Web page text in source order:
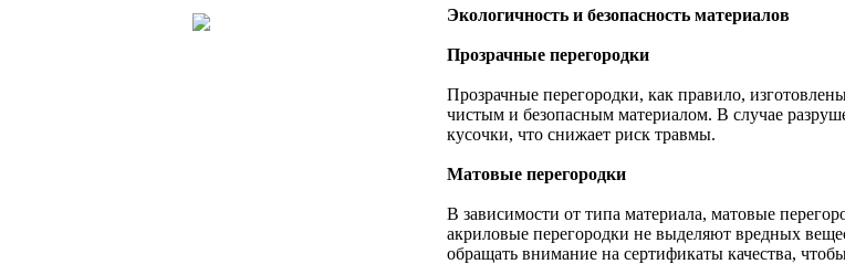
Экологичность и безопасность материалов
Прозрачные перегородки
Прозрачные перегородки, как правило,
чистым и безопасным материалом. В случае
кусочки, что снижает риск травмы.
Матовые перегородки
В зависимости от типа материала, матовые
акриловые перегородки не выделяют вредных
обращать внимание на сертификаты качества,